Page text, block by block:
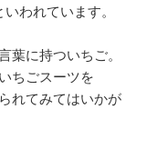
われています。
葉に持ついちご。
ちごスーツを
れてみてはいかが